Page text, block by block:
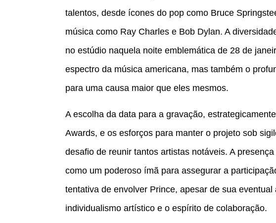
talentos, desde ícones do pop como Bruce
música como Ray Charles e Bob Dylan. A
no estúdio naquela noite emblemática de 28 de
espectro da música americana, mas também o
para uma causa maior que eles mesmos.
A escolha da data para a gravação,
Awards, e os esforços para manter o projeto sob
desafio de reunir tantos artistas notáveis. A
como um poderoso ímã para assegurar a
tentativa de envolver Prince, apesar de sua
individualismo artístico e o espírito de colaboração.